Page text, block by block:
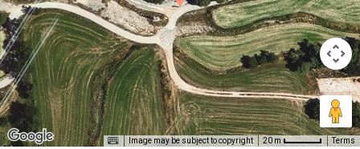
Image may be subject to copyright 20 m Terms